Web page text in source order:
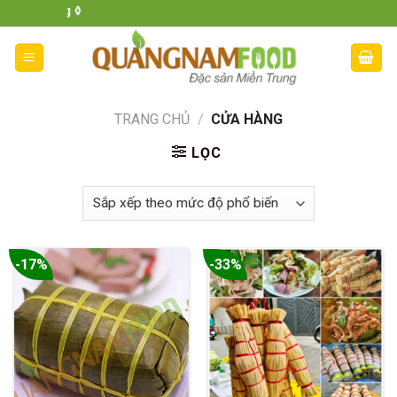
to
content
TRANG CHỦ / CỬA HÀNG
LỌC
-17% -33%